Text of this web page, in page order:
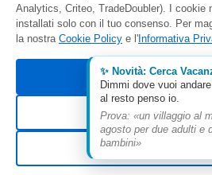
Analytics, Criteo, TradeDoubler). I cookie
installati solo con il tuo consenso. Per
la nostra Cookie Policy e l' Informativa
Accetta tutti
Rifiuta non
✨ Novità: Cerca
Dimmi dove vuoi
al resto penso io.
Prova: «un villaggio al
agosto per due adulti e
bambini»
P.Iva e C.F.
Aut. Reg. Lazio Prot.
© 2026 YallaYalla. Tutti i
Privacy